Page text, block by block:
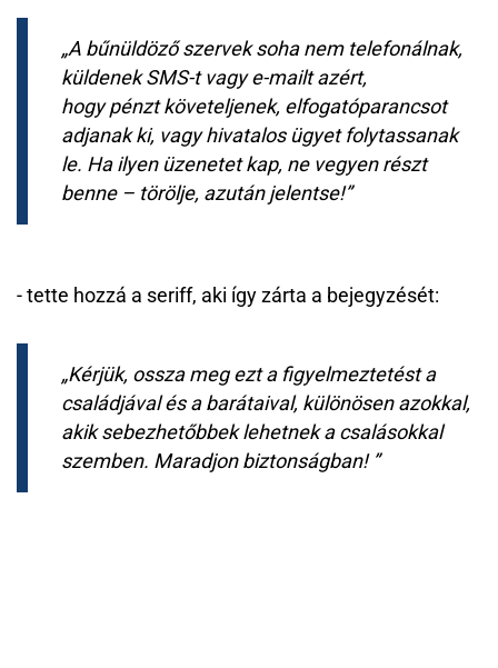
A bűnüldöző szervek soha nem telefonálnak,
küldenek SMS-t vagy e-mailt azért,
hogy pénzt követeljenek, elfogatóparancsot
adjanak ki, vagy hivatalos ügyet folytassanak
le. Ha ilyen üzenetet kap, ne vegyen részt
benne – törölje, azután jelentse!
- tette hozzá a seriff, aki így zárta a bejegyzését:
Kérjük, ossza meg ezt a figyelmeztetést a
családjával és a barátaival, különösen azokkal,
akik sebezhetőbbek lehetnek a csalásokkal
szemben. Maradjon biztonságban!